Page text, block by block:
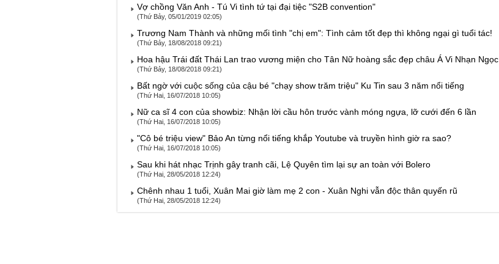
Vợ chồng Văn Anh - Tú Vi tình tứ tại đại tiệc "S2B convention"
(Thứ Bảy, 05/01/2019 02:05)
Trương Nam Thành và những mối tình "chị em": Tình cảm tốt đẹp thì không ngại gì tuổi tác!
(Thứ Bảy, 18/08/2018 09:21)
Hoa hậu Trái đất Thái Lan trao vương miện cho Tân Nữ hoàng sắc đẹp châu Á Vi Nhạn Ngọc
(Thứ Bảy, 18/08/2018 09:21)
Bất ngờ với cuộc sống của cậu bé "chạy show trăm triệu" Ku Tin sau 3 năm nổi tiếng
(Thứ Hai, 16/07/2018 10:05)
Nữ ca sĩ 4 con của showbiz: Nhận lời cầu hôn trước vành móng ngựa, lỡ cưới đến 6 lần
(Thứ Hai, 16/07/2018 10:05)
"Cô bé triệu view" Bảo An từng nổi tiếng khắp Youtube và truyền hình giờ ra sao?
(Thứ Hai, 16/07/2018 10:05)
Sau khi hát nhạc Trịnh gây tranh cãi, Lệ Quyên tìm lại sự an toàn với Bolero
(Thứ Hai, 28/05/2018 12:24)
Chênh nhau 1 tuổi, Xuân Mai giờ làm mẹ 2 con - Xuân Nghi vẫn độc thân quyến rũ
(Thứ Hai, 28/05/2018 12:24)